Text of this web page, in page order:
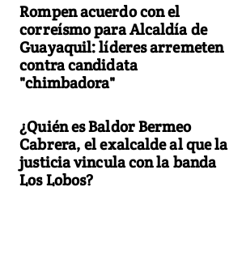
Rompen acuerdo con el
correísmo para Alcaldía de
Guayaquil: líderes arremeten
contra candidata
"chimbadora"
¿Quién es Baldor Bermeo
Cabrera, el exalcalde al que la
justicia vincula con la banda
Los Lobos?